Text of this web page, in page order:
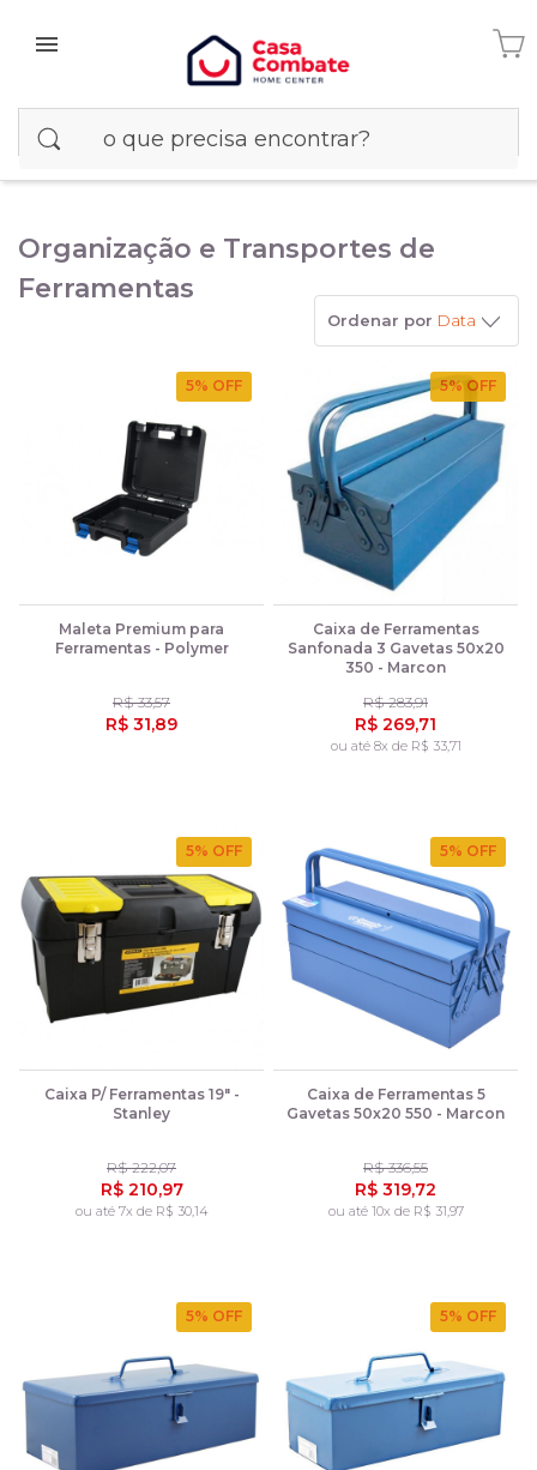
Organização e Transportes de
Ferramentas
Ordenar por Data
5% OFF
Maleta Premium para
Ferramentas - Polymer
R$ 33,57
R$ 31,89
5% OFF
Caixa de Ferramentas
Sanfonada 3 Gavetas 50x20
350 - Marcon
R$ 283,91
R$ 269,71
ou até 8x de R$ 33,71
5% OFF
Caixa P/ Ferramentas 19" -
Stanley
R$ 222,07
R$ 210,97
ou até 7x de R$ 30,14
5% OFF
Caixa de Ferramentas 5
Gavetas 50x20 550 - Marcon
R$ 336,55
R$ 319,72
ou até 10x de R$ 31,97
5% OFF 5% OFF